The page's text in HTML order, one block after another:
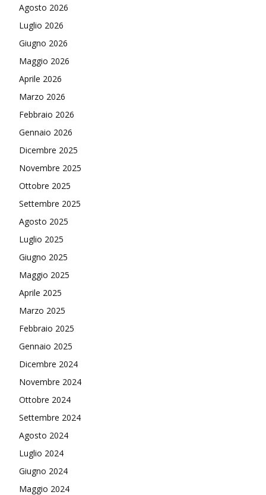
Agosto 2026
Luglio 2026
Giugno 2026
Maggio 2026
Aprile 2026
Marzo 2026
Febbraio 2026
Gennaio 2026
Dicembre 2025
Novembre 2025
Ottobre 2025
Settembre 2025
Agosto 2025
Luglio 2025
Giugno 2025
Maggio 2025
Aprile 2025
Marzo 2025
Febbraio 2025
Gennaio 2025
Dicembre 2024
Novembre 2024
Ottobre 2024
Settembre 2024
Agosto 2024
Luglio 2024
Giugno 2024
Maggio 2024